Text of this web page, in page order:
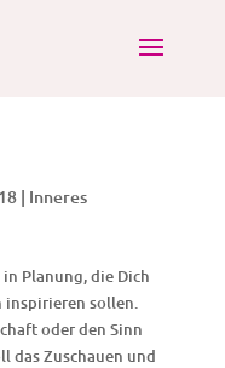
| Inneres
Planung, die Dich
inspirieren sollen.
oder den Sinn
das Zuschauen und